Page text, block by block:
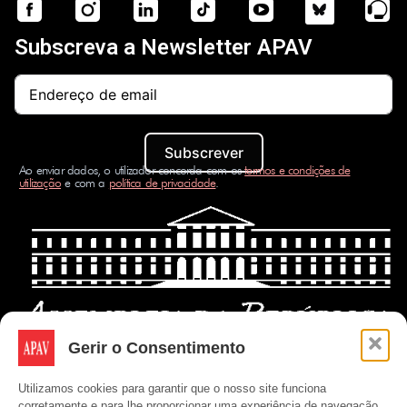
Gerir o Consentimento
Utilizamos cookies para garantir que o nosso site funciona
Subscreva a Newsletter APAV
Subscrever
Ao enviar dados, o utilizador concorda com ostermos e condições de
utilizaçãoe com a política de privacidade.